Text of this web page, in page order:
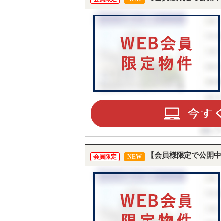
会員限定 NEW 【会員様限定で公開